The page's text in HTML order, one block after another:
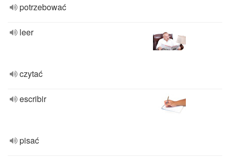
potrzebować
leer
czytać
escribir
pisać